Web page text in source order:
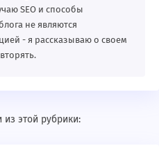
SEO и способы
не являются
- я рассказываю о своем
этой рубрики: